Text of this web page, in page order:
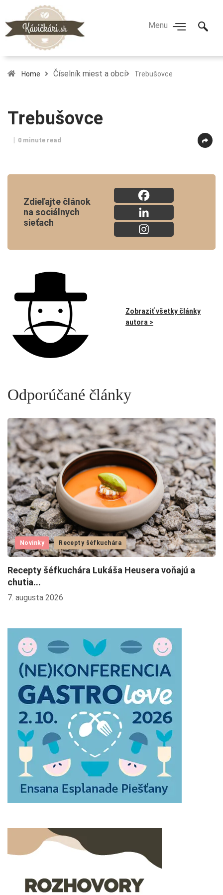
Home Číselník miest a obcí Trebušovce
Trebušovce
0 minute read
Zdieľajte článok
na sociálnych
sieťach
Zobraziť všetky články
autora >
Odporúčané články
Novinky Recepty šéfkuchára
Recepty šéfkuchára Lukáša Heusera voňajú a
chutia...
7. augusta 2026